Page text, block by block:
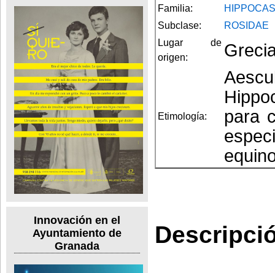
Innovación en el
Ayuntamiento de
Granada
Familia:
Subclase:
ROSIDAE
Lugar de
origen:
Etimología:
para